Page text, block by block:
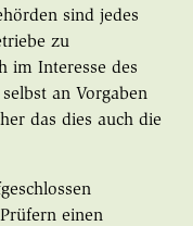
sind jedes
zu
im Interesse des
an Vorgaben
das dies auch die
einen